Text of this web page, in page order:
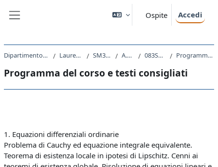
Ospite Accedi
Dipartimento di Matematica e Geoscienze Laurea triennale (DM270) SM30 - MATEMATICA A.A. 2023 - 2024 083SM - ANALISI 3 2023 Programma del corso e testi consigliati
Programma del corso e testi consigliati
1. Equazioni differenziali ordinarie
Problema di Cauchy ed equazione integrale equivalente.
Teorema di esistenza locale in ipotesi di Lipschitz. Cenni ai